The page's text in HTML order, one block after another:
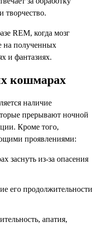
творчество.
REM, когда мозг
на полученных
и фантазиях.
кошмарах
наличие
прерывают ночной
Кроме того,
проявлениями:
заснуть из-за опасения
его продолжительности
апатия,